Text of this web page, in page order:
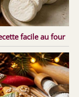
facile au four